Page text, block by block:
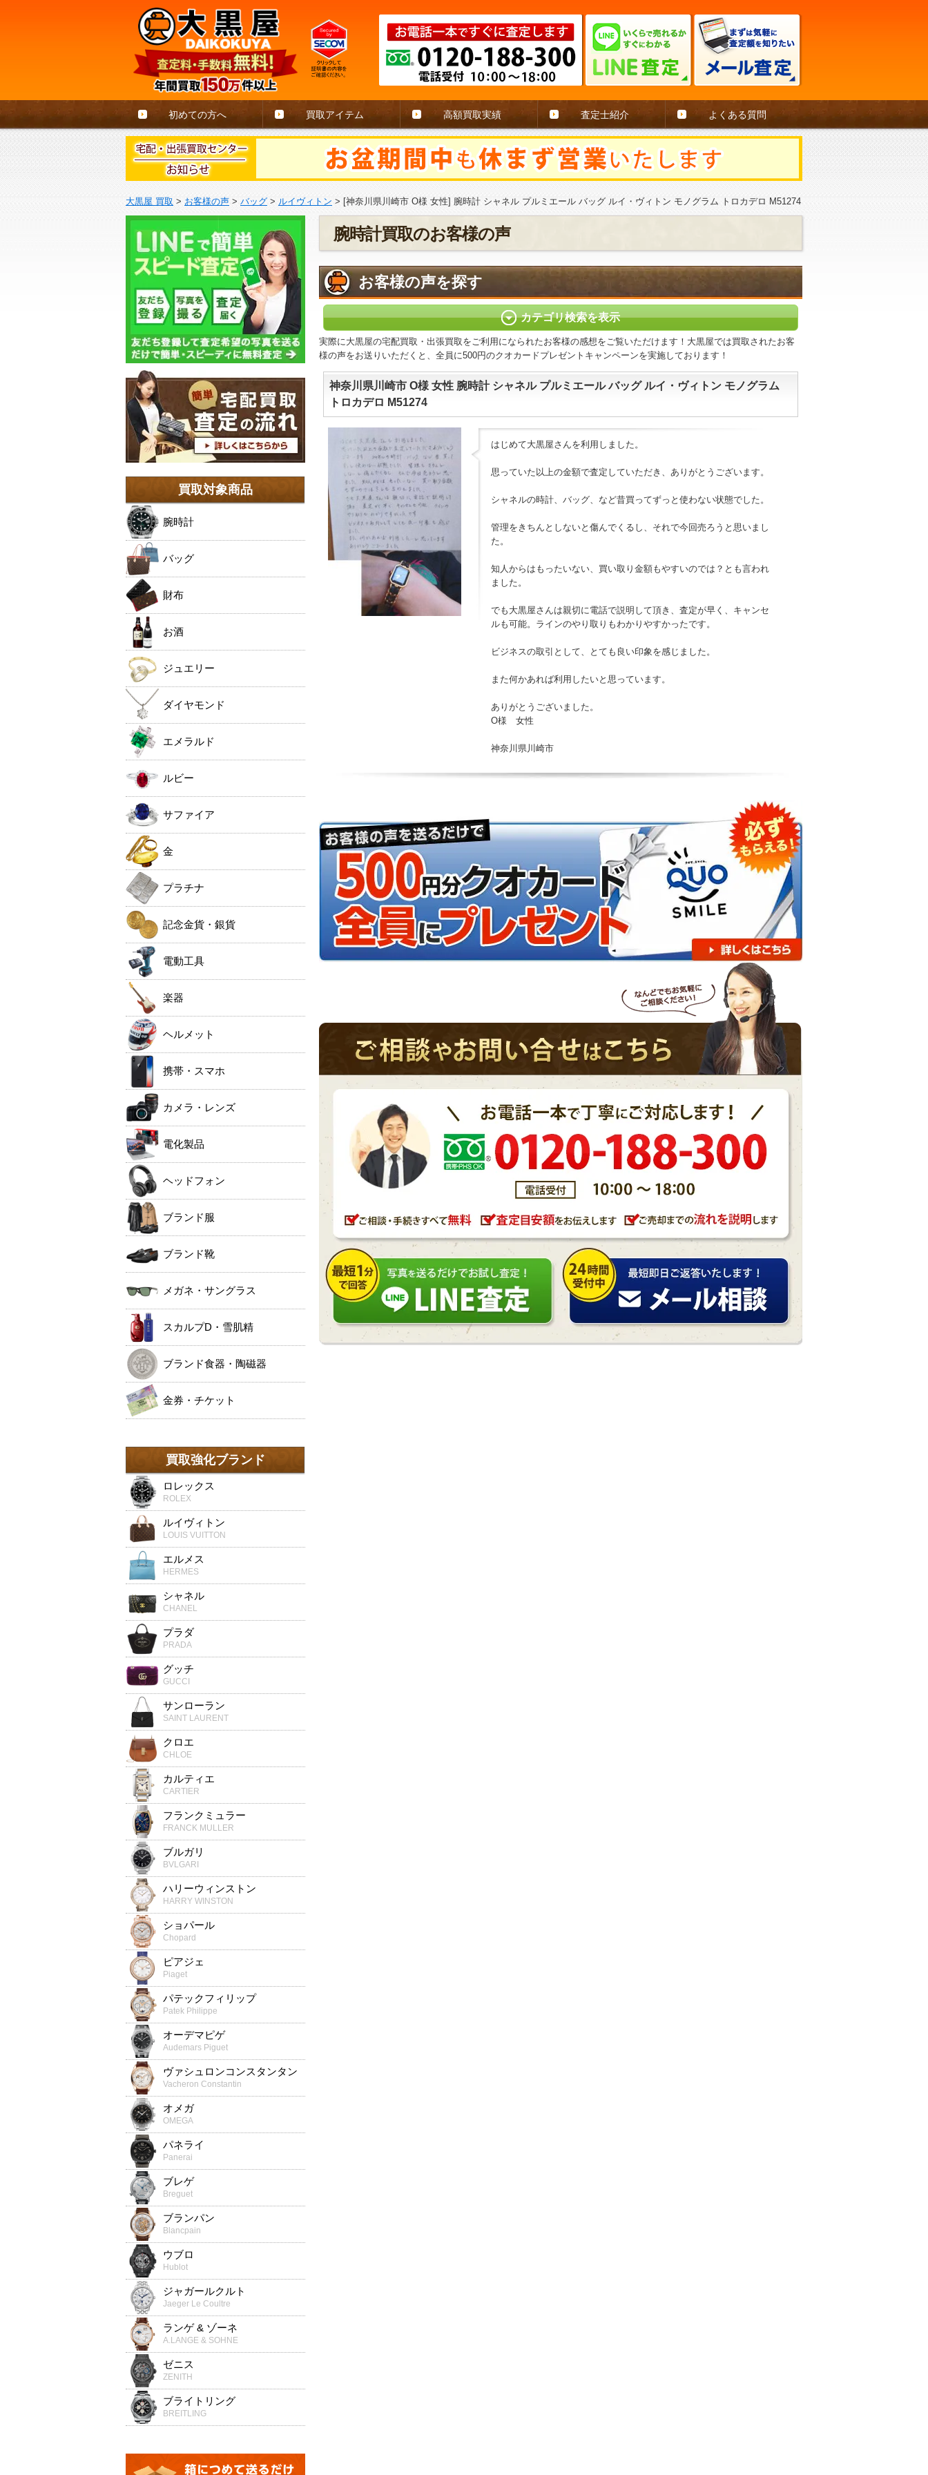
初めての方へ 買取アイテム 高額買取実績 査定士紹介 よくある質問
大黒屋 買取 > お客様の声 > バッグ > ルイヴィトン > [神奈川県川崎市 O様 女性] 腕時計 シャネル プルミエール バッグ ルイ・ヴィトン モノグラム トロカデロ M51274
腕時計買取のお客様の声
お客様の声を探す
カテゴリ検索を表示
実際に大黒屋の宅配買取・出張買取をご利用になられたお客様の感想をご覧いただけます！大黒屋では買取されたお客
様の声をお送りいただくと、全員に500円のクオカードプレゼントキャンペーンを実施しております！
神奈川県川崎市 O様 女性 腕時計 シャネル プルミエール バッグ ルイ・ヴィトン モノグラム
トロカデロ M51274
はじめて大黒屋さんを利用しました。
思っていた以上の金額で査定していただき、ありがとうございます。
シャネルの時計、バッグ、など昔買ってずっと使わない状態でした。
管理をきちんとしないと傷んでくるし、それで今回売ろうと思いまし
た。
知人からはもったいない、買い取り金額もやすいのでは？とも言われ
ました。
でも大黒屋さんは親切に電話で説明して頂き、査定が早く、キャンセ
ルも可能。ラインのやり取りもわかりやすかったです。
ビジネスの取引として、とても良い印象を感じました。
また何かあれば利用したいと思っています。
ありがとうございました。
O様 女性
神奈川県川崎市
買取対象商品
腕時計
バッグ
財布
お酒
ジュエリー
ダイヤモンド
エメラルド
ルビー
サファイア
金
プラチナ
記念金貨・銀貨
電動工具
楽器
ヘルメット
携帯・スマホ
カメラ・レンズ
電化製品
ヘッドフォン
ブランド服
ブランド靴
メガネ・サングラス
スカルプD・雪肌精
ブランド食器・陶磁器
金券・チケット
買取強化ブランド
ロレックス
ROLEX
ルイヴィトン
LOUIS VUITTON
エルメス
HERMES
シャネル
CHANEL
プラダ
PRADA
グッチ
GUCCI
サンローラン
SAINT LAURENT
クロエ
CHLOE
カルティエ
CARTIER
フランクミュラー
FRANCK MULLER
ブルガリ
BVLGARI
ハリーウィンストン
HARRY WINSTON
ショパール
Chopard
ピアジェ
Piaget
パテックフィリップ
Patek Philippe
オーデマピゲ
Audemars Piguet
ヴァシュロンコンスタンタン
Vacheron Constantin
オメガ
OMEGA
パネライ
Panerai
ブレゲ
Breguet
ブランパン
Blancpain
ウブロ
Hublot
ジャガールクルト
Jaeger Le Coultre
ランゲ & ゾーネ
A.LANGE & SOHNE
ゼニス
ZENITH
ブライトリング
BREITLING